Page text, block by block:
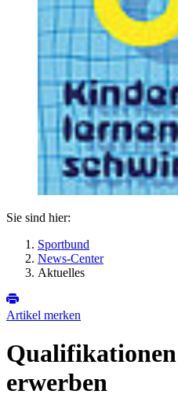
Sie sind hier:
Sportbund
News-Center
Aktuelles
Artikel merken
erwerben